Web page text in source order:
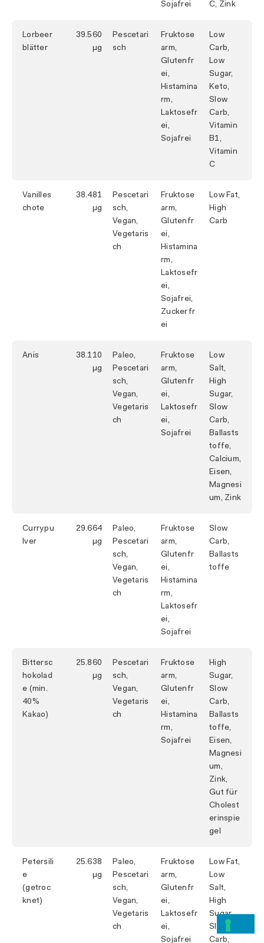
Sojafrei
C, Zink
Lorbeer
blätter
39.560
Pescetari
sch
Fruktose
arm,
Glutenfr
ei,
Histamina
rm,
Laktosefr
ei,
Sojafrei
Low
Carb,
Low
Sugar,
Keto,
Slow
Carb,
Vitamin
B1,
Vitamin
C
Vanilles
chote
38.481
Pescetari
sch,
Vegan,
Vegetaris
ch
Fruktose
arm,
Glutenfr
ei,
Histamina
rm,
Laktosefr
ei,
Sojafrei,
Zuckerfr
ei
Low Fat,
High
Carb
Anis 38.110
Paleo,
Pescetari
sch,
Vegan,
Vegetaris
ch
Fruktose
arm,
Glutenfr
ei,
Laktosefr
ei,
Sojafrei
Low
Salt,
High
Sugar,
Slow
Carb,
Ballasts
toffe,
Calcium,
Eisen,
Magnesi
um, Zink
Currypu
lver
29.664
Paleo,
Pescetari
sch,
Vegan,
Vegetaris
ch
Fruktose
arm,
Glutenfr
ei,
Histamina
rm,
Laktosefr
ei,
Sojafrei
Slow
Carb,
Ballasts
toffe
Bittersc
hokolad
e (min.
40%
Kakao)
25.860
Pescetari
sch,
Vegan,
Vegetaris
ch
Fruktose
arm,
Glutenfr
ei,
Histamina
rm,
Sojafrei
High
Sugar,
Slow
Carb,
Ballasts
toffe,
Eisen,
Magnesi
um,
Zink,
Gut für
Cholest
erinspie
gel
Petersili
e
(getroc
knet)
25.638
Paleo,
Pescetari
sch,
Vegan,
Vegetaris
ch
Fruktose
arm,
Glutenfr
ei,
Laktosefr
ei,
Sojafrei
Low Fat,
Low
Salt,
High
Sugar,
Slow
Carb,